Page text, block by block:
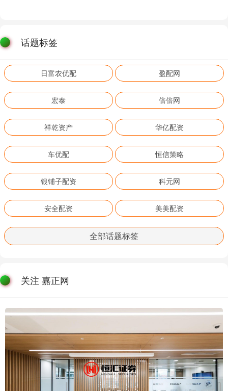
话题标签
日富农优配 盈配网
宏泰 倍倍网
祥乾资产 华亿配资
车优配 恒信策略
银铺子配资 科元网
安全配资 美美配资
全部话题标签
关注 嘉正网